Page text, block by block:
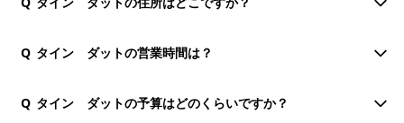
Q タイン ダットの営業時間は？
Q タイン ダットの予算はどのくらいですか？